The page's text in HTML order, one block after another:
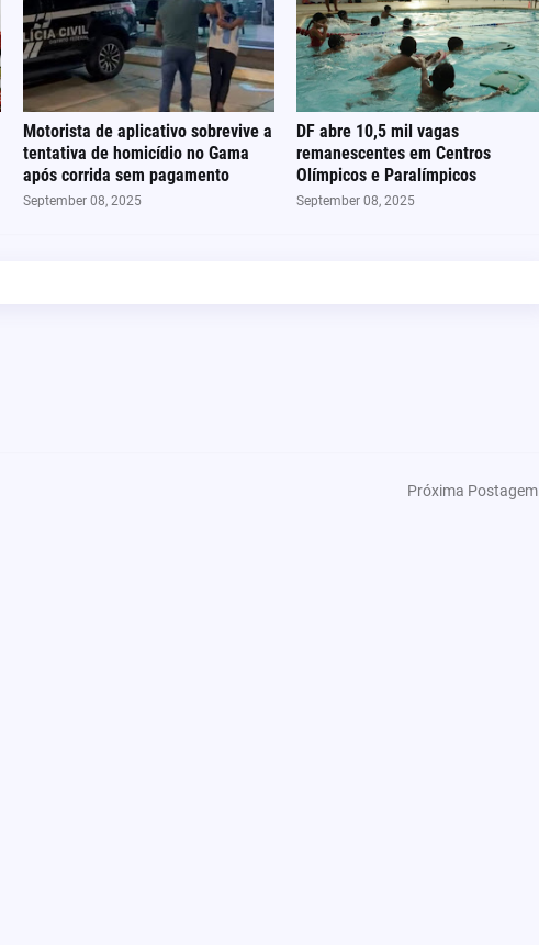
Motorista de aplicativo sobrevive a
tentativa de homicídio no Gama
após corrida sem pagamento
September 08, 2025
DF abre 10,5 mil vagas
remanescentes em Centros
Olímpicos e Paralímpicos
September 08, 2025
Próxima Postagem